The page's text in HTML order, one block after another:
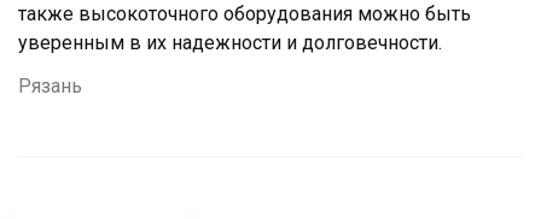
также высокоточного оборудования можно быть
уверенным в их надежности и долговечности.
Рязань